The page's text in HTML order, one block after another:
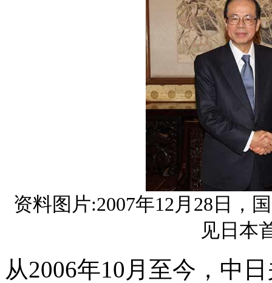
资料图片:2007年12月28日，
见日本
从2006年10月至今，中